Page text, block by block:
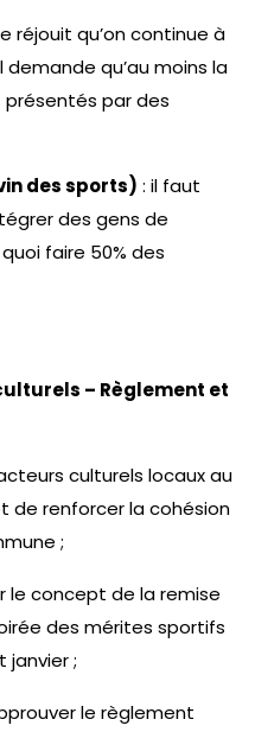
réjouit qu’on continue à
qu’au moins la
par des
des sports) : il faut
des gens de
faire 50% des
– Règlement et
culturels locaux au
de renforcer la cohésion
;
le concept de la remise
des mérites sportifs
janvier ;
le règlement